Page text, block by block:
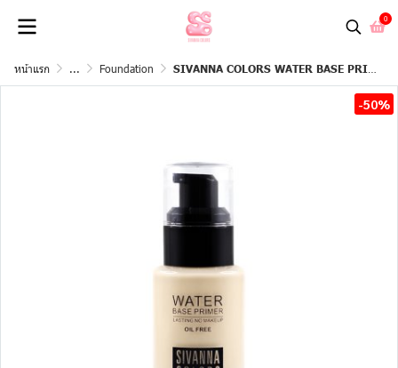
0
หน้าแรก ... Foundation SIVANNA COLORS WATER BASE PRIMER
-50%